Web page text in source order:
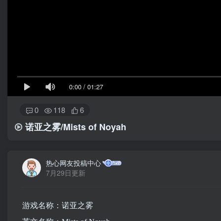
0:00 / 01:27
0 118 6
诺亚之雾/Mists of Noyah
热心网友投稿中心
7月29日更新
游戏名称：诺亚之雾